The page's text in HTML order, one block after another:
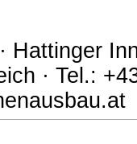
Hattinger
· Tel.: